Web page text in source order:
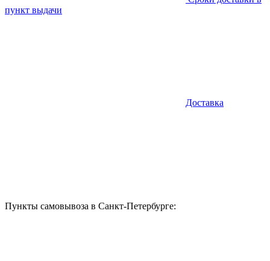
пункт выдачи
Доставка
Пункты самовывоза в Санкт-Петербурге: